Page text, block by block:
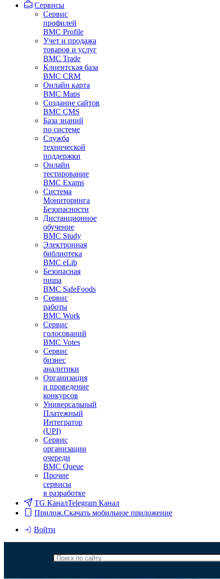
Сервисы
Сервис
профилей
BMC Profile
Учет и продажа
товаров и услуг
BMC Trade
Клиентская база
BMC CRM
Онлайн карта
BMC Maps
Создание сайтов
BMC CMS
База знаний
по системе
Служба
технической
поддержки
Онлайн
тестирование
BMC Exams
Система
Мониторинга
Безопасности
Дистанционное
обучение
BMC Study
Электронная
библиотека
BMC eLib
Безопасная
пища
BMC SafeFoods
Сервис
работы
BMC Work
Сервис
голосований
BMC Votes
Сервис
бизнес
аналитики
Организация
и проведение
конкурсов
Универсальный
Платежный
Интегратор
(UPI)
Сервис
организации
очереди
BMC Queue
Прочие
сервисы
в разработке
TG КаналTelegram Канал
Прилож.Скачать мобильное приложение
Войти